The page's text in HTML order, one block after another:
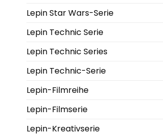
Lepin Star Wars-Serie
Lepin Technic Serie
Lepin Technic Series
Lepin Technic-Serie
Lepin-Filmreihe
Lepin-Filmserie
Lepin-Kreativserie